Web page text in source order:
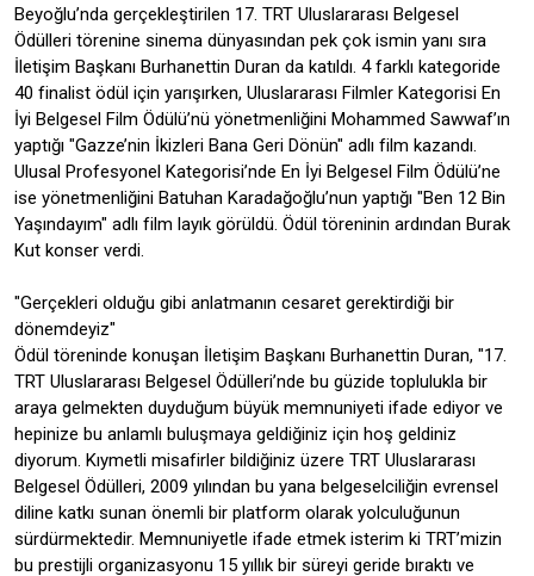
Beyoğlu’nda gerçekleştirilen 17. TRT Uluslararası Belgesel
Ödülleri törenine sinema dünyasından pek çok ismin yanı sıra
İletişim Başkanı Burhanettin Duran da katıldı. 4 farklı kategoride
40 finalist ödül için yarışırken, Uluslararası Filmler Kategorisi En
İyi Belgesel Film Ödülü’nü yönetmenliğini Mohammed Sawwaf’ın
yaptığı "Gazze’nin İkizleri Bana Geri Dönün" adlı film kazandı.
Ulusal Profesyonel Kategorisi’nde En İyi Belgesel Film Ödülü’ne
ise yönetmenliğini Batuhan Karadağoğlu’nun yaptığı "Ben 12 Bin
Yaşındayım" adlı film layık görüldü. Ödül töreninin ardından Burak
Kut konser verdi.
"Gerçekleri olduğu gibi anlatmanın cesaret gerektirdiği bir
dönemdeyiz"
Ödül töreninde konuşan İletişim Başkanı Burhanettin Duran, "17.
TRT Uluslararası Belgesel Ödülleri’nde bu güzide toplulukla bir
araya gelmekten duyduğum büyük memnuniyeti ifade ediyor ve
hepinize bu anlamlı buluşmaya geldiğiniz için hoş geldiniz
diyorum. Kıymetli misafirler bildiğiniz üzere TRT Uluslararası
Belgesel Ödülleri, 2009 yılından bu yana belgeselciliğin evrensel
diline katkı sunan önemli bir platform olarak yolculuğunun
sürdürmektedir. Memnuniyetle ifade etmek isterim ki TRT’mizin
bu prestijli organizasyonu 15 yıllık bir süreyi geride bıraktı ve